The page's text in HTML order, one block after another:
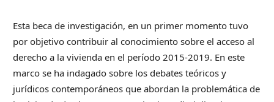
Esta beca de investigación, en un primer momento tuvo
por objetivo contribuir al conocimiento sobre el acceso al
derecho a la vivienda en el período 2015-2019. En este
marco se ha indagado sobre los debates teóricos y
jurídicos contemporáneos que abordan la problemática de